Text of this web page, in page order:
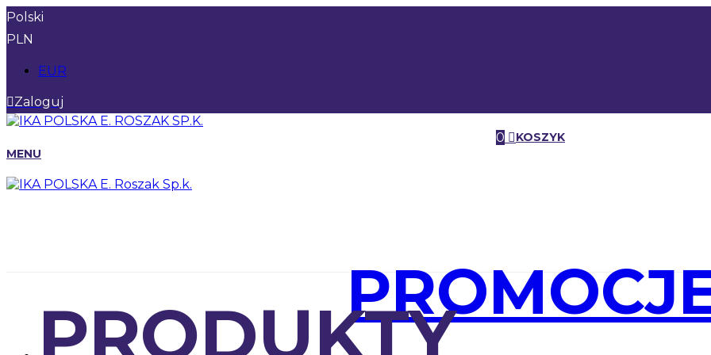
Polski
PLN
EUR
Zaloguj
0
KOSZYK
MENU
PRODUKTY